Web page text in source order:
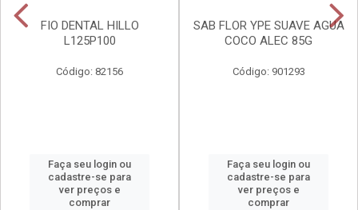
FIO DENTAL HILLO
L125P100
Código: 82156
Faça seu login ou
cadastre-se para
ver preços e
comprar
SAB FLOR YPE SUAVE AGUA
COCO ALEC 85G
Código: 901293
Faça seu login ou
cadastre-se para
ver preços e
comprar